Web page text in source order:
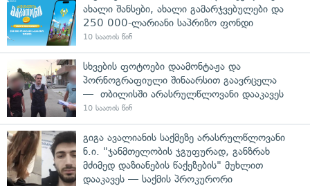
ახალი შანსები, ახალი გამარჯვებულები და
250 000-ლარიანი საპრიზო ფონდი
10 საათის წინ
სხვების ფოტოები დაამონტაჟა და
პორნოგრაფიული შინაარსით გაავრცელა
— თბილისში არასრულწლოვანი დააკავეს
10 საათის წინ
გიგა ავალიანის საქმეზე არასრულწლოვანი
ნ.ი. "ჯანმთელობის ჯგუფურად, განზრახ
მძიმედ დაზიანების წაქეზების" მუხლით
დააკავეს — საქმის პროკურორი